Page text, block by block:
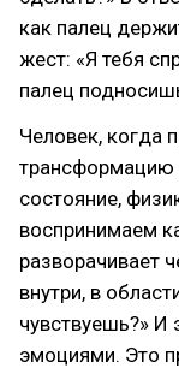
как палец
жест: «Я тебя
палец
Человек, когда
трансформацию
состояние,
воспринимаем
разворачивает
внутри, в
чувствуешь?» И
эмоциями. Это